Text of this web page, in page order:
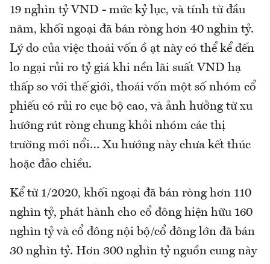
19 nghìn tỷ VND - mức kỷ lục, và tính từ đầu
năm, khối ngoại đã bán ròng hơn 40 nghìn tỷ.
Lý do của việc thoái vốn ồ ạt này có thể kể đến
lo ngại rủi ro tỷ giá khi nền lãi suất VND hạ
thấp so với thế giới, thoái vốn một số nhóm cổ
phiếu có rủi ro cục bộ cao, và ảnh hưởng từ xu
hướng rút ròng chung khỏi nhóm các thị
trường mới nổi… Xu hướng này chưa kết thúc
hoặc đảo chiều.
Kể từ 1/2020, khối ngoại đã bán ròng hơn 110
nghìn tỷ, phát hành cho cổ đông hiện hữu 160
nghìn tỷ và cổ đông nội bộ/cổ đông lớn đã bán
30 nghìn tỷ. Hơn 300 nghìn tỷ nguồn cung này